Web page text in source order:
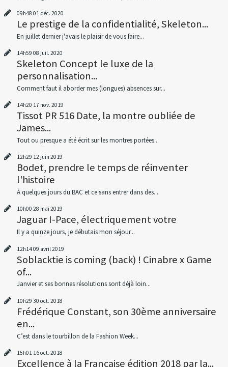
09h48 01 déc. 2020
Le prestige de la confidentialité, Skeleton...
En juillet dernier j'avais le plaisir de vous faire...
14h59 08 juil. 2020
Skeleton Concept le luxe de la
personnalisation...
Comment faut il aborder mes (longues) absences sur...
14h20 17 nov. 2019
Tissot PR 516 Date, la montre oubliée de
James...
Tout ou presque a été écrit sur les montres portées...
12h29 12 juin 2019
Bodet, prendre le temps de réinventer
l'histoire
À quelques jours du BAC et ce sans entrer dans des...
10h00 28 mai 2019
Jaguar I-Pace, électriquement votre
Il y a quinze jours, je débutais mon séjour...
12h1409 avril 2019
Soblacktie is coming (back) ! Cinabre x Game
of...
Janvier et ses bonnes résolutions sont déjà loin...
10h29 30 oct. 2018
Frédérique Constant, son 30ème anniversaire
en...
C’est dans le tourbillon de la Fashion Week...
15h01 16oct. 2018
Excellence à la Française édition 2018 par la...